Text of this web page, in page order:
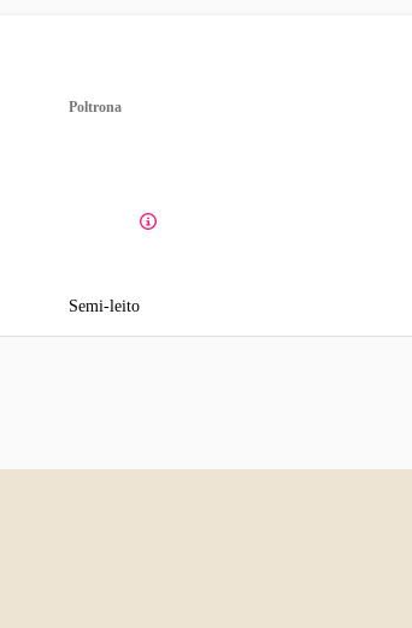
Poltrona
Semi-leito